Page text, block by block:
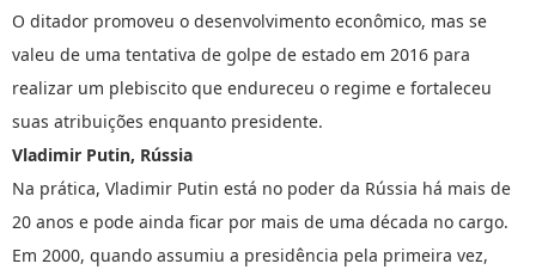
O ditador promoveu o desenvolvimento econômico, mas se
valeu de uma tentativa de golpe de estado em 2016 para
realizar um plebiscito que endureceu o regime e fortaleceu
suas atribuições enquanto presidente.
Vladimir Putin, Rússia
Na prática, Vladimir Putin está no poder da Rússia há mais de
20 anos e pode ainda ficar por mais de uma década no cargo.
Em 2000, quando assumiu a presidência pela primeira vez,